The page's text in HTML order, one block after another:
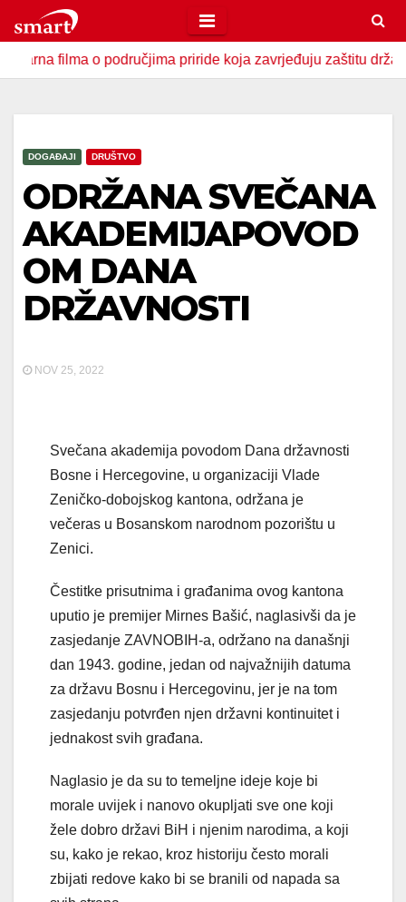
to
contento područjima priride koja zavrjeđuju zaštitu države U
DOGAĐAJI DRUŠTVO
ODRŽANA SVEČANA
AKADEMIJAPOVOD
OM DANA
DRŽAVNOSTI
NOV 25, 2022
Svečana akademija povodom Dana državnosti
Bosne i Hercegovine, u organizaciji Vlade
Zeničko-dobojskog kantona, održana je
večeras u Bosanskom narodnom pozorištu u
Zenici.
Čestitke prisutnima i građanima ovog kantona
uputio je premijer Mirnes Bašić, naglasivši da je
zasjedanje ZAVNOBIH-a, održano na današnji
dan 1943. godine, jedan od najvažnijih datuma
za državu Bosnu i Hercegovinu, jer je na tom
zasjedanju potvrđen njen državni kontinuitet i
jednakost svih građana.
Naglasio je da su to temeljne ideje koje bi
morale uvijek i nanovo okupljati sve one koji
žele dobro državi BiH i njenim narodima, a koji
su, kako je rekao, kroz historiju često morali
zbijati redove kako bi se branili od napada sa